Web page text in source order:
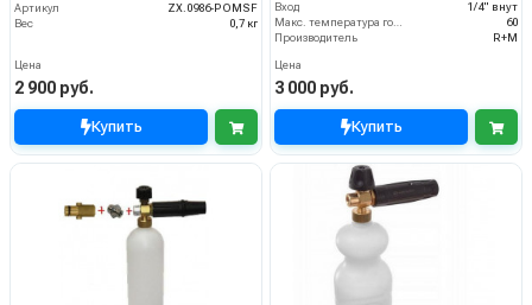
Артикул
ZX.0986-POMSF
Вес
0,7 кг
Цена
2 900 руб.
Купить
Вход
1/4" внут
Макс. температура горячей воды (°C)
60
Производитель
R+M
Цена
3 000 руб.
Купить